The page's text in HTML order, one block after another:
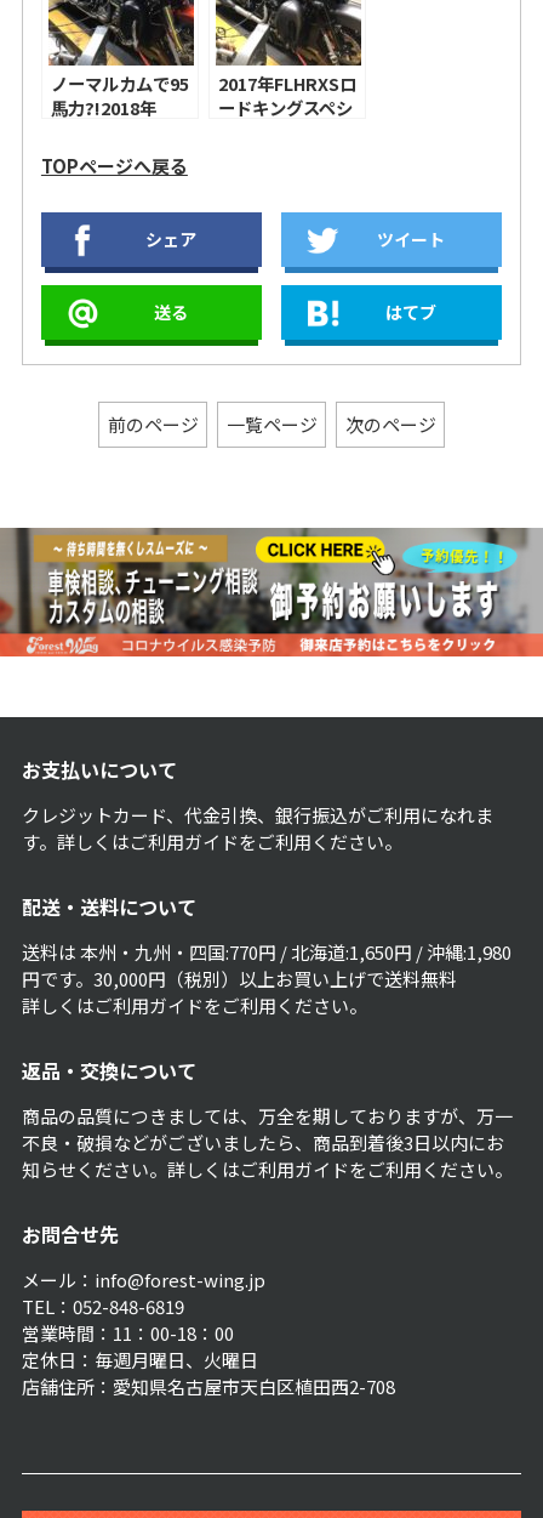
S&SMk45スリッ
プオンマフラー！
ノーマルカムで95
馬力?!2018年
ストリートグライ
ドのチューニン
ハイフローエアク
リーナー、
S&SMk45スリッ
プオンマフラー！
2017年FLHRXSロ
ードキングスペシ
SERIES エアクリ
BEVELED、ヒロコ
イソレーシング ス
テルスヘッダー ＋
バンス＆ハインズ
450 デストロイヤ
ー！
TOPページへ戻る
シェア ツイート
送る はてブ
前のページ 一覧ページ 次のページ
お支払いについて
クレジットカード、代金引換、銀行振込がご利用になれま
す。詳しくはご利用ガイドをご利用ください。
配送・送料について
送料は 本州・九州・四国:770円 / 北海道:1,650円 / 沖縄:1,980
円です。30,000円（税別）以上お買い上げで送料無料
詳しくはご利用ガイドをご利用ください。
返品・交換について
商品の品質につきましては、万全を期しておりますが、万一
不良・破損などがございましたら、商品到着後3日以内にお
知らせください。詳しくはご利用ガイドをご利用ください。
お問合せ先
メール：info@forest-wing.jp
TEL：052-848-6819
営業時間：11：00-18：00
定休日：毎週月曜日、火曜日
店舗住所：愛知県名古屋市天白区植田西2-708